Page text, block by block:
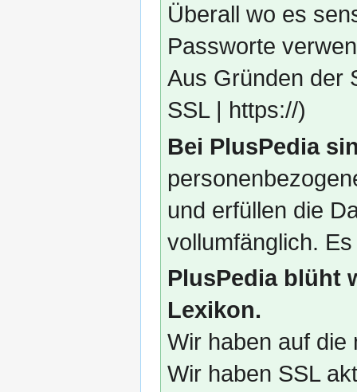
Überall wo es
Passworte
Aus Gründen der
SSL | https://)
Bei PlusPedia
und erfüllen die
vollumfänglich.
PlusPedia blüht
Lexikon.
Wir haben auf die
Wir haben SSL